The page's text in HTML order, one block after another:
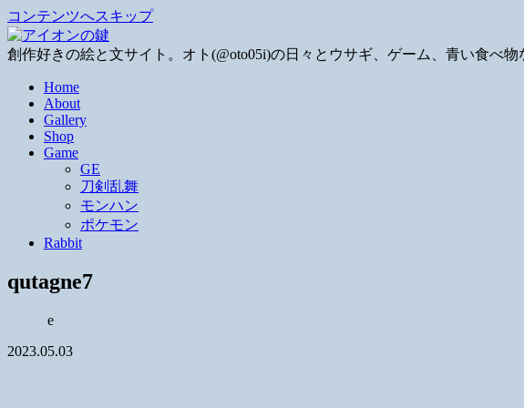
コンテンツへスキップ
創作好きの絵と文サイト。オト(@oto05i)の日々とウサギ、ゲーム、青い食べ
Home
About
Gallery
Shop
Game
GE
刀剣乱舞
モンハン
ポケモン
Rabbit
qutagne7
e
2023.05.03